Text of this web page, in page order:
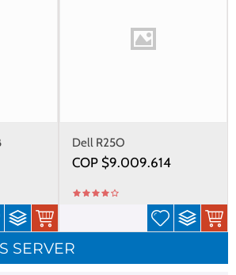
Dell R25O
COP $9.009.614
SERVER